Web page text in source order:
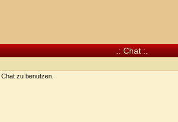
.: Chat :.
zu benutzen.